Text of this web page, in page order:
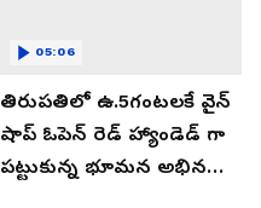
తిరుపతిలో ఉ.5గంటలకే వైన్
షాప్ ఓపెన్ రెడ్ హ్యాండెడ్ గా
పట్టుకున్న భూమన అభినయ్|
05:06